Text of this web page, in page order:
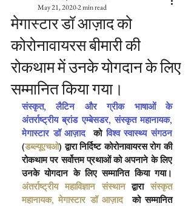
मेगास्टार डॉ आज़ाद को
कोरोनावायरस बीमारी की
रोकथाम में उनके योगदान के लिए
सम्मानित किया गया।
May 21, 20202 min read
संस्कृत, लैटिन और ग्रीक भाषाओं के
अंतर्राष्ट्रीय ब्रांड एम्बेसडर, संस्कृत महानायक,
मेगास्टार डॉ आज़ाद को विश्व स्वास्थ्य संगठन
(डब्ल्यूएचओ) द्वारा निर्दिष्ट कोरोनावायरस रोग की
रोकथाम पर सर्वोत्तम प्रथाओं को अपनाने के लिए
अंतर्राष्ट्रीय महाविज्ञान संस्थान द्वारा संस्कृत
महानायक, मेगास्टार डॉ आज़ाद
को सम्मानित